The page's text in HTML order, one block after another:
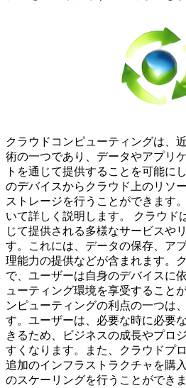
クラウドコンピューティングは、
術の一つであり、データやアプリ
トを通じて提供することを可能に
のデバイスからクラウド上のリソ
ストレージを行うことができます
いて詳しく説明します。 クラウド
じて提供される多様なサービスや
す。これには、データの保存、ア
理能力の提供などが含まれます。
で、ユーザーは自身のデバイスに
ューティング環境を享受すること
ンピューティングの利点の一つは
す。ユーザーは、必要な時に必要
きるため、ビジネスの成長やプロ
すくなります。また、クラウドプ
追加のインフラストラクチャを購
のスケーリングを行うことができ